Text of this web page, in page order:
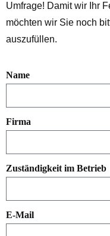
Umfrage! Damit wir Ihr
möchten wir Sie noch
auszufüllen.
Name
Firma
Zuständigkeit im Betrieb
E-Mail